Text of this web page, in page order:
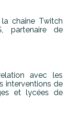
chaîne Twitch
partenaire de
avec les
interventions de
et lycées de